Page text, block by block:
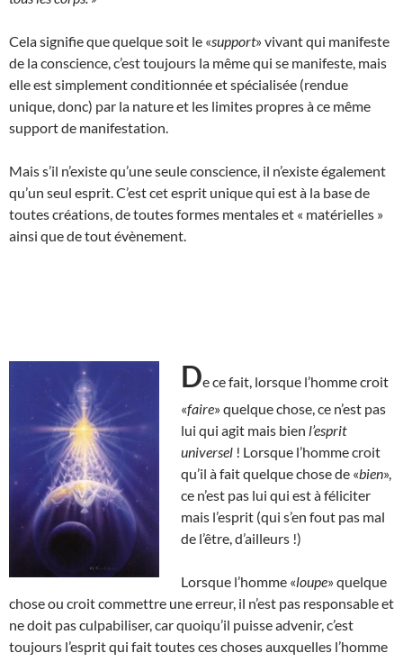
Cela signifie que quelque soit le «support» vivant qui manifeste
de la conscience, c’est toujours la même qui se manifeste, mais
elle est simplement conditionnée et spécialisée (rendue
unique, donc) par la nature et les limites propres à ce même
support de manifestation.
Mais s’il n’existe qu’une seule conscience, il n’existe également
qu’un seul esprit. C’est cet esprit unique qui est à la base de
toutes créations, de toutes formes mentales et « matérielles »
ainsi que de tout évènement.
De ce fait, lorsque l’homme croit
«faire» quelque chose, ce n’est pas
lui qui agit mais bien l’esprit
universel ! Lorsque l’homme croit
qu’il à fait quelque chose de «bien»,
ce n’est pas lui qui est à féliciter
mais l’esprit (qui s’en fout pas mal
de l’être, d’ailleurs !)
Lorsque l’homme «loupe» quelque
chose ou croit commettre une erreur, il n’est pas responsable et
ne doit pas culpabiliser, car quoiqu’il puisse advenir, c’est
toujours l’esprit qui fait toutes ces choses auxquelles l’homme